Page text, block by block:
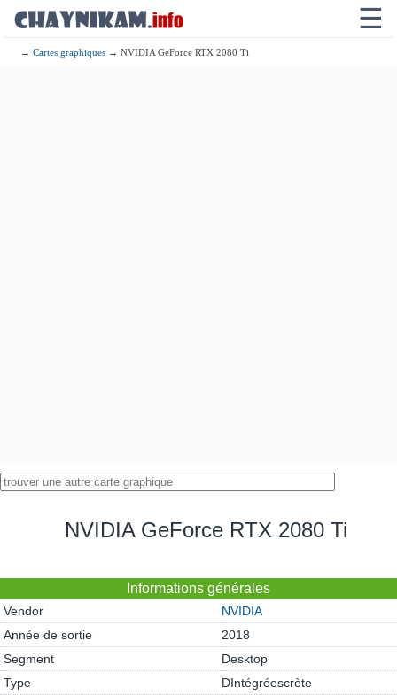
☰
→Cartes graphiques → NVIDIA GeForce RTX 2080 Ti
NVIDIA GeForce RTX 2080 Ti
Informations générales
Vendor
NVIDIA
Année de sortie
2018
Segment
Desktop
Type
DIntégréescrète